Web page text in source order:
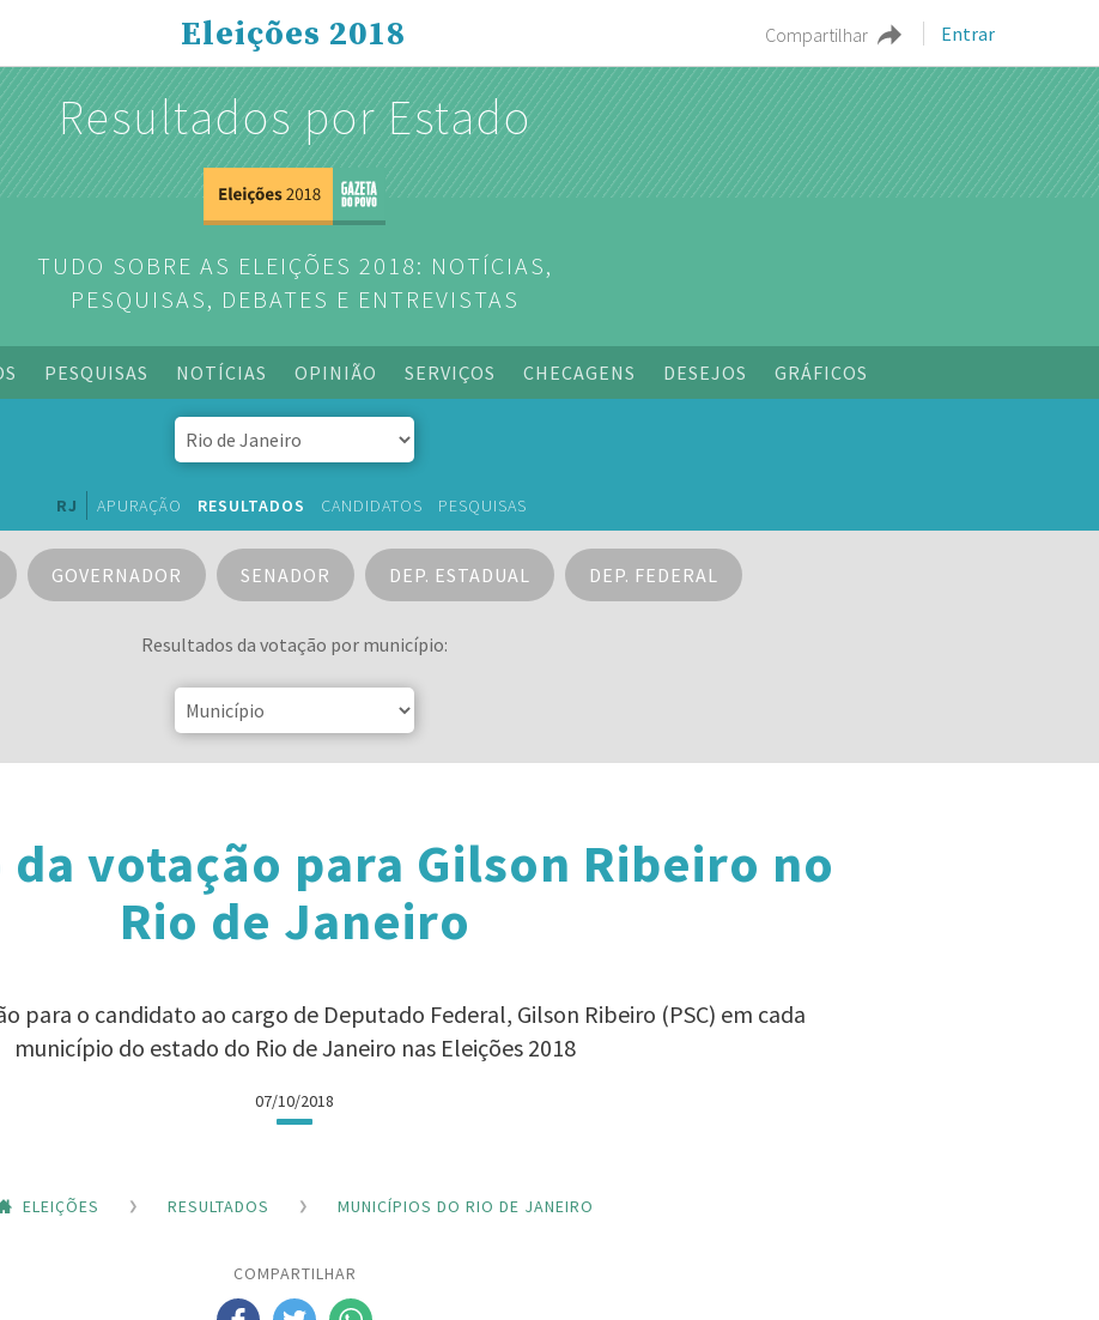
Compartilhar Entrar
Eleições 2018
Resultados por Estado
TUDO SOBRE AS ELEIÇÕES 2018: NOTÍCIAS,
PESQUISAS, DEBATES E ENTREVISTAS
PESQUISAS NOTÍCIAS OPINIÃO SERVIÇOS CHECAGENS DESEJOS GRÁFICOS
RJ APURAÇÃO RESULTADOS CANDIDATOS PESQUISAS
GOVERNADOR SENADOR DEP. ESTADUAL DEP. FEDERAL
Resultados da votação por município:
votação para Gilson Ribeiro no
Rio de Janeiro
para o candidato ao cargo de Deputado Federal, Gilson Ribeiro (PSC) em cada
município do estado do Rio de Janeiro nas Eleições 2018
07/10/2018
ELEIÇÕES RESULTADOS MUNICÍPIOS DO RIO DE JANEIRO
COMPARTILHAR